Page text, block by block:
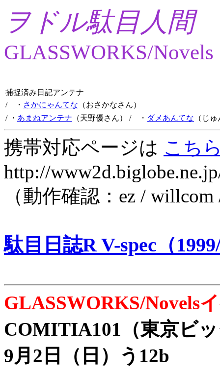
ヲドル駄目人間
GLASSWORKS/Novels
捕捉済み日記アンテナ
/ ・ さかにゃんてな （おさかなさん）
/ ・ あまねアンテナ （天野優さん） / ・ ダメあんてな （じ
携帯対応ページは こち
http://
（動作確認：ez /
駄目日誌R V-spec（
GLASSWORKS/Novels
COMITIA101（東京ビ
9月2日（日）う12b